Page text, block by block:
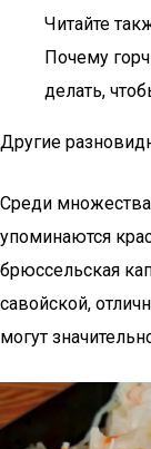
Читайте
Почему
делать,
Другие
Среди
упоминаются
брюссельская
савойской,
могут